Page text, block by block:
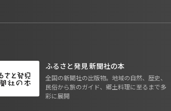
ふるさと発見 新聞社の本
全国の新聞社の出版物。地域の自然、歴史、
民俗から旅のガイド、郷土料理に至るまで多
彩に展開